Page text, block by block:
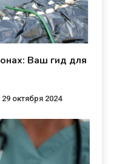
Ваш гид для
29 октября 2024